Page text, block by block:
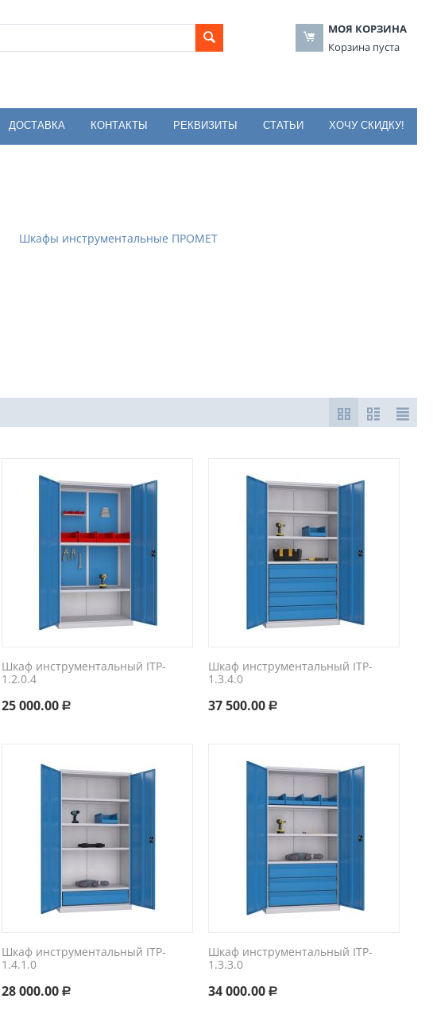
МОЯ КОРЗИНА
Корзина пуста
ДОСТАВКА КОНТАКТЫ РЕКВИЗИТЫ СТАТЬИ ХОЧУ СКИДКУ!
Шкафы инструментальные ПРОМЕТ
Шкаф инструментальный ITP-
1.2.0.4
25 000.00 Р
Шкаф инструментальный ITP-
1.3.4.0
37 500.00 Р
Шкаф инструментальный ITP-
1.4.1.0
28 000.00 Р
Шкаф инструментальный ITP-
1.3.3.0
34 000.00 Р